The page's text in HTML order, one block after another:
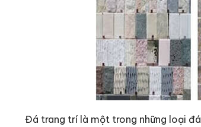
Đá trang trí là một trong những loại